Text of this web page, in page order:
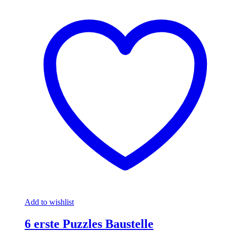
Add to wishlist
6 erste Puzzles Baustelle